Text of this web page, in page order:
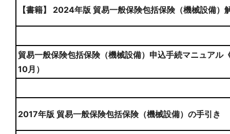
【書籍】 2024年版 貿易一般保険包括保険（機械設備）
貿易一般保険包括保険（機械設備）申込手続マニュアル
10月）
2017年版 貿易一般保険包括保険（機械設備）の手引き